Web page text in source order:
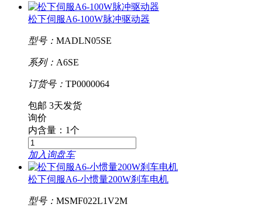
松下伺服A6-100W脉冲驱动器
型号： MADLN05SE
系列： A6SE
订货号： TP0000064
包邮 3天发货
询价
内含量：1个
加入询盘车
松下伺服A6-小惯量200W刹车电机
型号： MSMF022L1V2M